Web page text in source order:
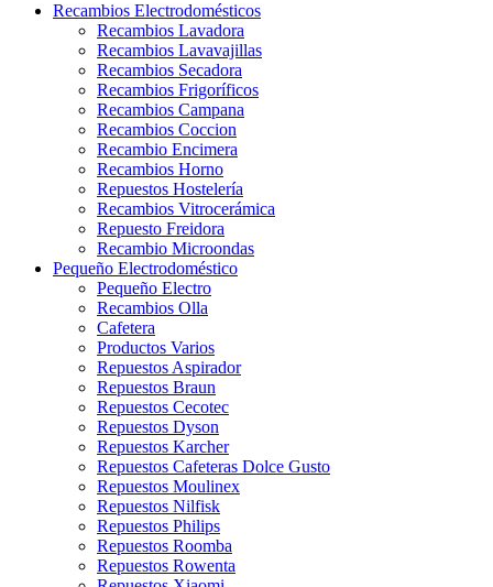
Recambios Electrodomésticos
Recambios Lavadora
Recambios Lavavajillas
Recambios Secadora
Recambios Frigoríficos
Recambios Campana
Recambios Coccion
Recambio Encimera
Recambios Horno
Repuestos Hostelería
Recambios Vitrocerámica
Repuesto Freidora
Recambio Microondas
Pequeño Electrodoméstico
Pequeño Electro
Recambios Olla
Cafetera
Productos Varios
Repuestos Aspirador
Repuestos Braun
Repuestos Cecotec
Repuestos Dyson
Repuestos Karcher
Repuestos Cafeteras Dolce Gusto
Repuestos Moulinex
Repuestos Nilfisk
Repuestos Philips
Repuestos Roomba
Repuestos Rowenta